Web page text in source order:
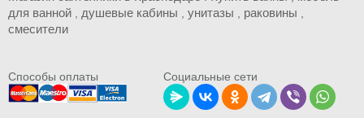
для ванной
душевые кабины унитазы раковины
смесители
Cпособы оплаты Социальные сети